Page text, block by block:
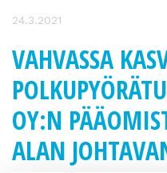
24.3.2021
VAHVASSA
OY:N
ALAN